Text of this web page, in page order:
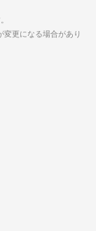
更になる場合があり